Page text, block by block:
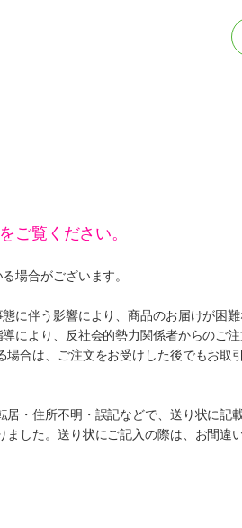
ご覧ください。
場合がございます。
に伴う影響により、商品のお届けが困
により、反社会的勢力関係者からのご
合は、ご注文をお受けした後でもお取
・住所不明・誤記などで、送り状に
した。送り状にご記入の際は、お間違